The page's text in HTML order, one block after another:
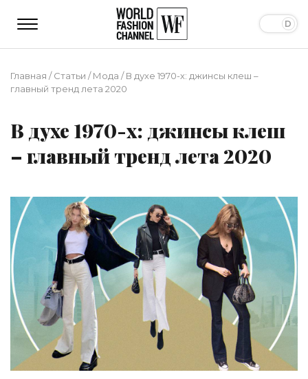
Главная /Статьи /Мода /В духе 1970-х: джинсы клеш –
главный тренд лета 2020
В духе 1970-х: джинсы клеш
– главный тренд лета 2020